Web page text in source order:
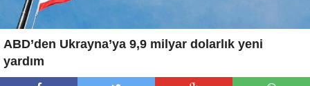
ABD’den Ukrayna’ya 9,9 milyar dolarlık yeni
yardım